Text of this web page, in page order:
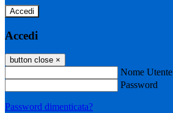
Accedi
Accedi
button close ×
Nome Utente
Password
Password dimenticata?